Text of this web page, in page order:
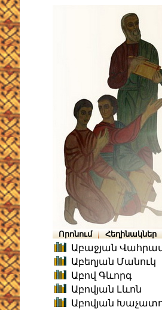
Որոնում Հեղինակներ
Աբաջյան
Աբեղյան Մանուկ
Աբով Գևորգ
Աբովյան Լևոն
Աբովյան